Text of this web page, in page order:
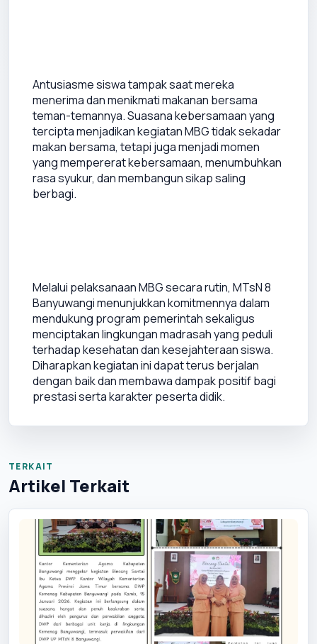
Antusiasme siswa tampak saat mereka
menerima dan menikmati makanan bersama
teman-temannya. Suasana kebersamaan yang
tercipta menjadikan kegiatan MBG tidak sekadar
makan bersama, tetapi juga menjadi momen
yang mempererat kebersamaan, menumbuhkan
rasa syukur, dan membangun sikap saling
berbagi.
Melalui pelaksanaan MBG secara rutin, MTsN 8
Banyuwangi menunjukkan komitmennya dalam
mendukung program pemerintah sekaligus
menciptakan lingkungan madrasah yang peduli
terhadap kesehatan dan kesejahteraan siswa.
Diharapkan kegiatan ini dapat terus berjalan
dengan baik dan membawa dampak positif bagi
prestasi serta karakter peserta didik.
TERKAIT
Artikel Terkait